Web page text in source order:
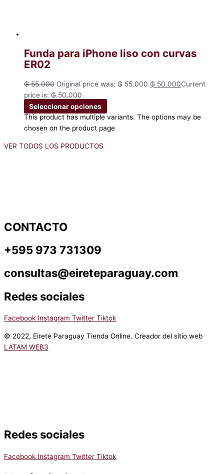
Funda para iPhone liso con curvas
ER02
₲55.000 Original price was: ₲ 55.000.₲ 50.000Current
price is: ₲ 50.000.
Seleccionar opciones
This product has multiple variants. The options may be
chosen on the product page
VER TODOS LOS PRODUCTOS
CONTACTO
+595 973 731309
consultas@eireteparaguay.com
Redes sociales
Facebook Instagram Twitter Tiktok
© 2022, Eirete Paraguay Tienda Online. Creador del sitio web
LATAM WEB3
Redes sociales
Facebook Instagram Twitter Tiktok